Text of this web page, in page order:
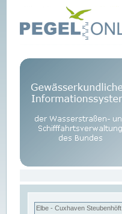
Elbe - Cuxhaven Steubenhöft